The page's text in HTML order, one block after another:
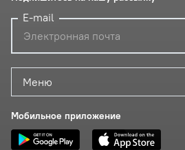
Меню
Мобильное приложение
E-mail